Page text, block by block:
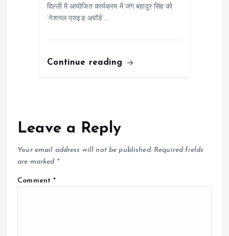
दिल्ली में आयोजित कार्यक्रम में जंग बहादुर सिंह को
‘नेशनल प्राइड अवॉर्ड’…
Continue reading
Leave a Reply
Your email address will not be published. Required fields
are marked *
Comment*